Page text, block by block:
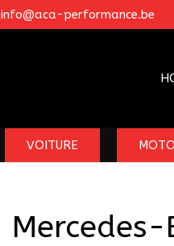
info@aca-performance.be
VOITURE MOTO
Mercedes-